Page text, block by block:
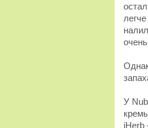
У
iHerb